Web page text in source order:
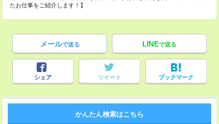
たお仕事をご紹介します！】
メールで送る LINEで送る
シェア ツイート ブックマーク
かんたん検索はこちら